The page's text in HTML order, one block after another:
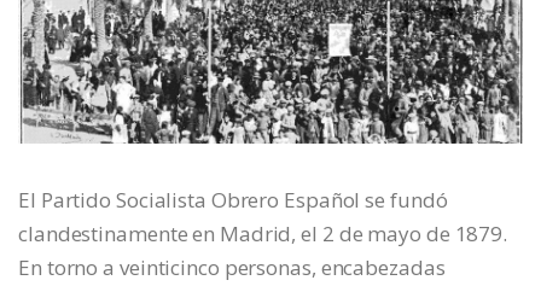
El Partido Socialista Obrero Español se fundó
clandestinamente en Madrid, el 2 de mayo de 1879.
En torno a veinticinco personas, encabezadas